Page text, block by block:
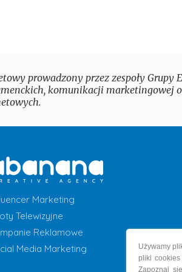
prowadzony przez zespoły Grupy
komunikacji marketingowej
Marketing
Telewizyjne
Reklamowe
Media Marketing
Używamy
pliki cookies
Zapoznaj